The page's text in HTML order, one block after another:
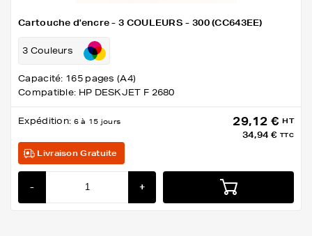
Cartouche d'encre - 3 COULEURS - 300 (CC643EE)
3 Couleurs
Capacité: 165 pages (A4)
Compatible: HP DESKJET F 2680
Expédition: 6 à 15 jours 29,12 € HT
34,94 € TTC
Livraison Gratuite
- +